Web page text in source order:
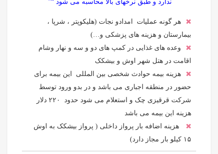
ندارد و طبق نرخهای بالا محاسبه می شود “”
هر گونه عملیات امدادو نجات (هلیکوپتر ، شرپا ،
بیمارستان و هزینه های پزشکی و…)
وعده های غذایی در کمپ های دو و سه و نهار وشام
اقامت در هتل شهر اوش و بیشکک
هزینه بیمه حوادث شخصی بین المللی این بیمه برای
حضور در منطقه اجباری می باشد و در بدو ورود توسط
شرکت قرقیزی چک و استعلام می شود حدود ۲۲۰ دلار
هزینه این بیمه می باشد
هزینه اضافه بار پرواز داخلی ( پرواز بیشکک به اوش
۱۵ کیلو بار مجاز دارد)